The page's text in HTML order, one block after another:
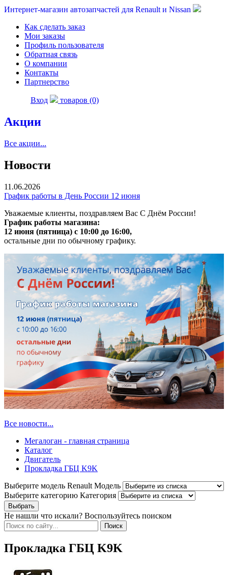
Интернет-магазин автозапчастей для Renault и Nissan
Как сделать заказ
Мои заказы
Профиль пользователя
Обратная связь
О компании
Контакты
Партнерство
Вход товаров (0)
Акции
Все акции...
Новости
11.06.2026
График работы в День России 12 июня
Уважаемые клиенты, поздравляем Вас С Днём России!
График работы магазина:
12 июня (пятница) с 10:00 до 16:00,
остальные дни по обычному графику.
Все новости...
Мегалоган - главная страница
Каталог
Двигатель
Прокладка ГБЦ K9K
Выберите модель Renault Модель
Выберите категорию Категория
Не нашли что искали? Воспользуйтесь поиском
Прокладка ГБЦ K9K